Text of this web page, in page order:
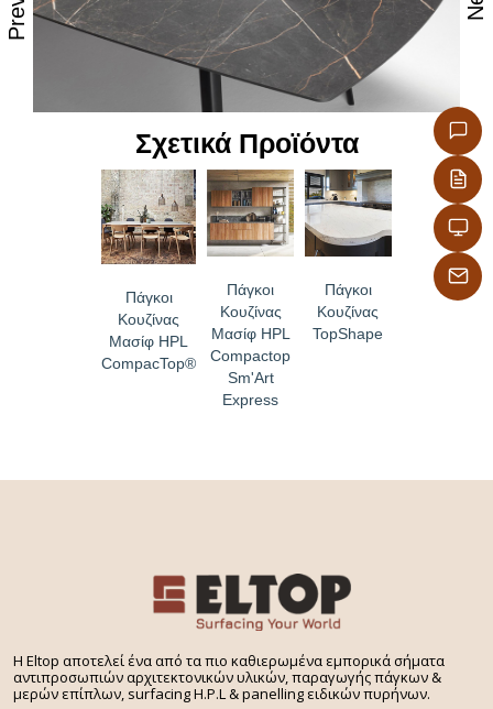
280×60, 280×100, 300×40, 300×60, 300×90, 300×150,
320×40, 320×120, 330×50, 370×150
Παράδοση εντός 2 εβδομάδων για τα χρώματα που
βρίσκονται σε στοκ στην αποθήκη μας και κατόπιν
συνεννόησης για τα υπόλοιπα χρώματα
Για τις ειδικές διαστάσεις συμβουλευτείτε μας πριν
την παραγγελία σας για το χρόνο παράδοσης
Σχετικά Προϊόντα
Πάγκοι
Κουζίνας
Μασίφ HPL
CompacTop®
Πάγκοι
Κουζίνας
Μασίφ HPL
Compactop
Sm'Art
Express
Πάγκοι
Κουζίνας
TopShape
H Eltop αποτελεί ένα από τα πιο καθιερωμένα εμπορικά σήματα
αντιπροσωπιών αρχιτεκτονικών υλικών, παραγωγής πάγκων &
μερών επίπλων, surfacing H.P.L & panelling ειδικών πυρήνων.